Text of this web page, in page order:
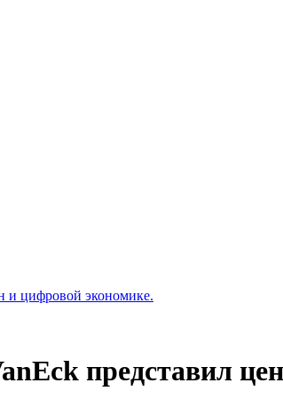
и цифровой экономике.
представил